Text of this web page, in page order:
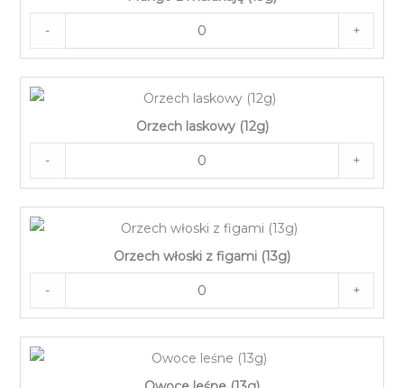
- +
Orzech laskowy (12g)
- +
Orzech włoski z figami (13g)
- +